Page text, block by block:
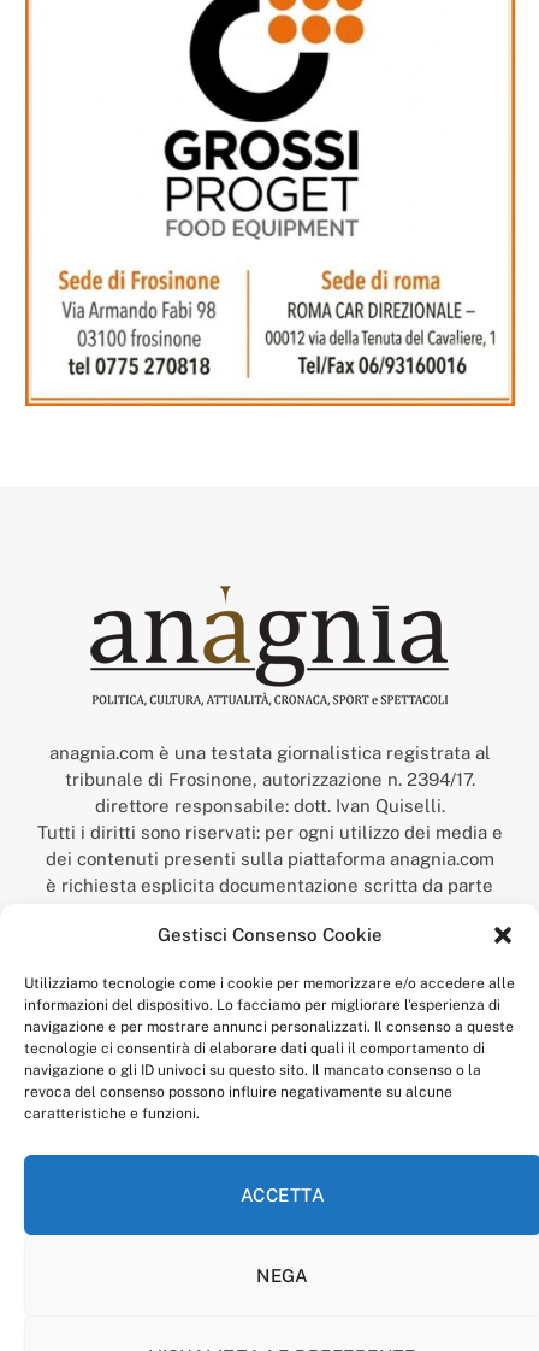
Gestisci Consenso Cookie
Utilizziamo tecnologie come i cookie per memorizzare e/o accedere alle
informazioni del dispositivo. Lo facciamo per migliorare l'esperienza di
navigazione e per mostrare annunci personalizzati. Il consenso a queste
tecnologie ci consentirà di elaborare dati quali il comportamento di
navigazione o gli ID univoci su questo sito. Il mancato consenso o la
revoca del consenso possono influire negativamente su alcune
caratteristiche e funzioni.
ACCETTA
NEGA
anagnia.com è una testata giornalistica registrata al
tribunale di Frosinone, autorizzazione n. 2394/17.
direttore responsabile: dott. Ivan Quiselli.
Tutti i diritti sono riservati: per ogni utilizzo dei media e
dei contenuti presenti sulla piattaforma anagnia.com
è richiesta esplicita documentazione scritta da parte
“Anagnia” è un marchio registrato presso l’Ufficio Italiano
Economico,
num. registrazione: 302017000014044 del 9 febbraio 2017.
Per contatti:redazione@anagnia.com
COOKIE POLICY